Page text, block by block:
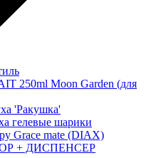
250ml Moon Garden (для
'Ракушка'
гелевые шарики
Grace mate (DIAX)